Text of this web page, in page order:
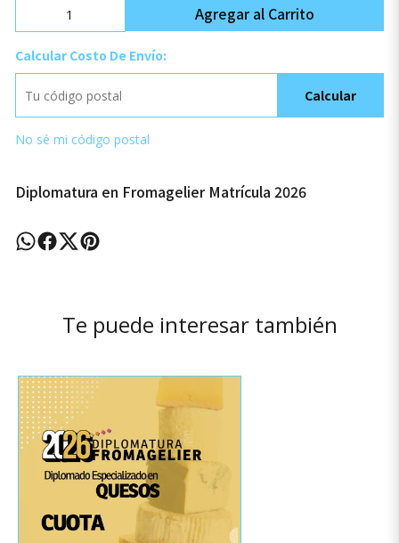
Agregar al Carrito
Calcular Costo De Envío:
Calcular
No sé mi código postal
Diplomatura en Fromagelier Matrícula 2026
Te puede interesar también